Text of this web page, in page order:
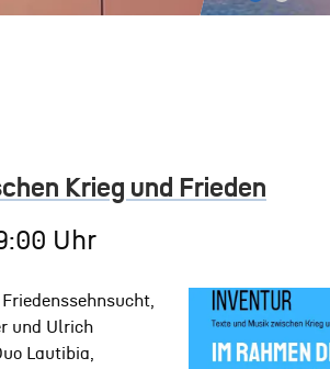
Krieg und Frieden
Uhr
und Ulrich
Lautibia,